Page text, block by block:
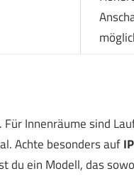
Innenräume sind
Achte besonders auf
du ein Modell, das